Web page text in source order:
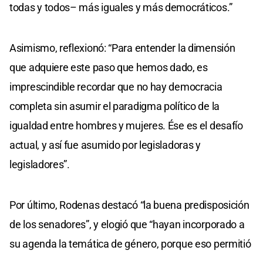
todas y todos– más iguales y más democráticos.”
Asimismo, reflexionó: “Para entender la dimensión
que adquiere este paso que hemos dado, es
imprescindible recordar que no hay democracia
completa sin asumir el paradigma político de la
igualdad entre hombres y mujeres. Ése es el desafío
actual, y así fue asumido por legisladoras y
legisladores”.
Por último, Rodenas destacó “la buena predisposición
de los senadores”, y elogió que “hayan incorporado a
su agenda la temática de género, porque eso permitió